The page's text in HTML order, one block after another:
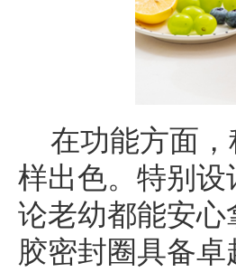
在功能方面
样出色。特别
论老幼都能安
胶密封圈具备